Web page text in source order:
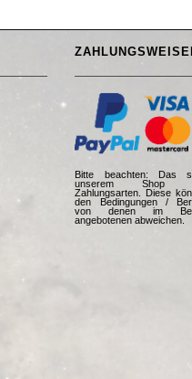
Bitte beachten: Das
unserem Shop
Zahlungsarten. Diese
den Bedingungen /
von denen im
angebotenen abweichen.